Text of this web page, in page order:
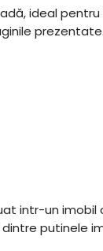
ideal
intr-un imobil
putinele